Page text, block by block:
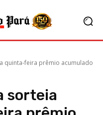
quinta-feira prêmio acumulado
sorteia